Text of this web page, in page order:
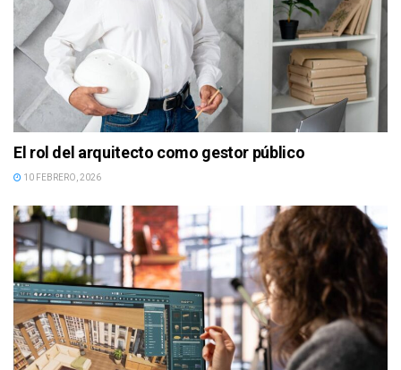
El rol del arquitecto como gestor público
10 FEBRERO, 2026